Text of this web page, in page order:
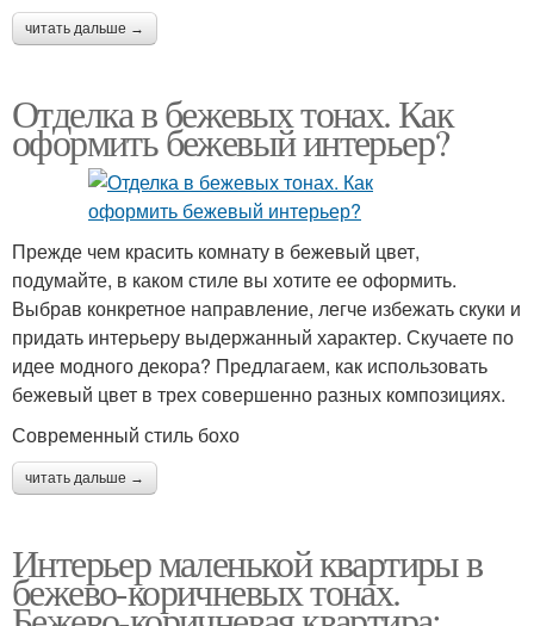
читать дальше →
Отделка в бежевых тонах. Как
оформить бежевый интерьер?
Прежде чем красить комнату в бежевый цвет,
подумайте, в каком стиле вы хотите ее оформить.
Выбрав конкретное направление, легче избежать скуки и
придать интерьеру выдержанный характер. Скучаете по
идее модного декора? Предлагаем, как использовать
бежевый цвет в трех совершенно разных композициях.
Современный стиль бохо
читать дальше →
Интерьер маленькой квартиры в
бежево-коричневых тонах.